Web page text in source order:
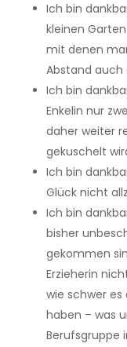
Ich bin
kleinen
mit denen
Abstand auch
Ich bin
Enkelin nur
daher weiter
gekuschelt
Ich bin
Glück nicht
Ich bin
bisher
gekommen
Erzieherin
wie schwer
haben – was
Berufsgruppe